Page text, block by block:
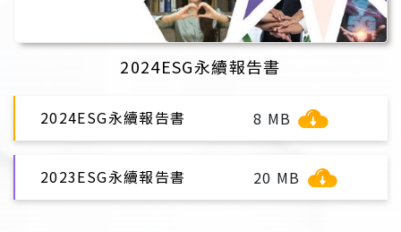
2024ESG永續報告書
2024ESG永續報告書 8 MB
2023ESG永續報告書 20 MB